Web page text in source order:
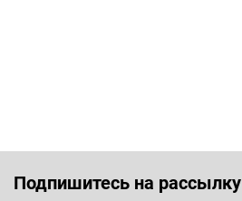
Подпишитесь на рассылку